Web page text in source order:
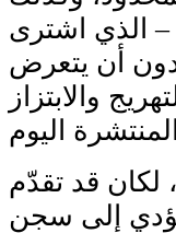
– الذي اشترى
أن يتعرض
والابتزاز
لكان قد تقدّم
إلى سجن